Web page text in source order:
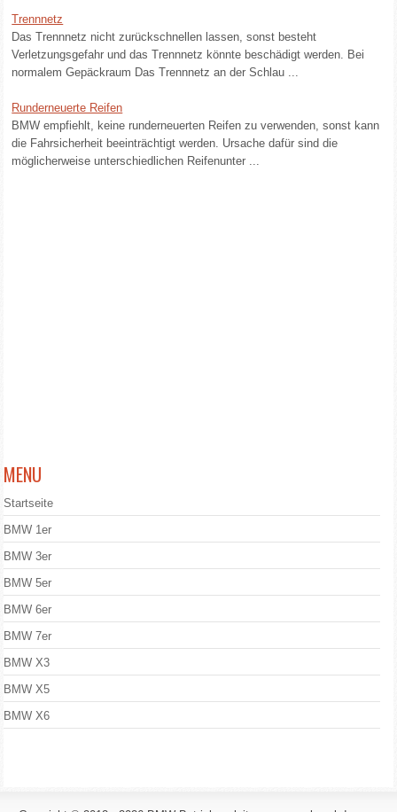
Trennnetz
Das Trennnetz nicht zurückschnellen lassen, sonst besteht
Verletzungsgefahr und das Trennnetz könnte beschädigt werden. Bei
normalem Gepäckraum Das Trennnetz an der Schlau ...
Runderneuerte Reifen
BMW empfiehlt, keine runderneuerten Reifen zu verwenden, sonst kann
die Fahrsicherheit beeinträchtigt werden. Ursache dafür sind die
möglicherweise unterschiedlichen Reifenunter ...
MENU
Startseite
BMW 1er
BMW 3er
BMW 5er
BMW 6er
BMW 7er
BMW X3
BMW X5
BMW X6